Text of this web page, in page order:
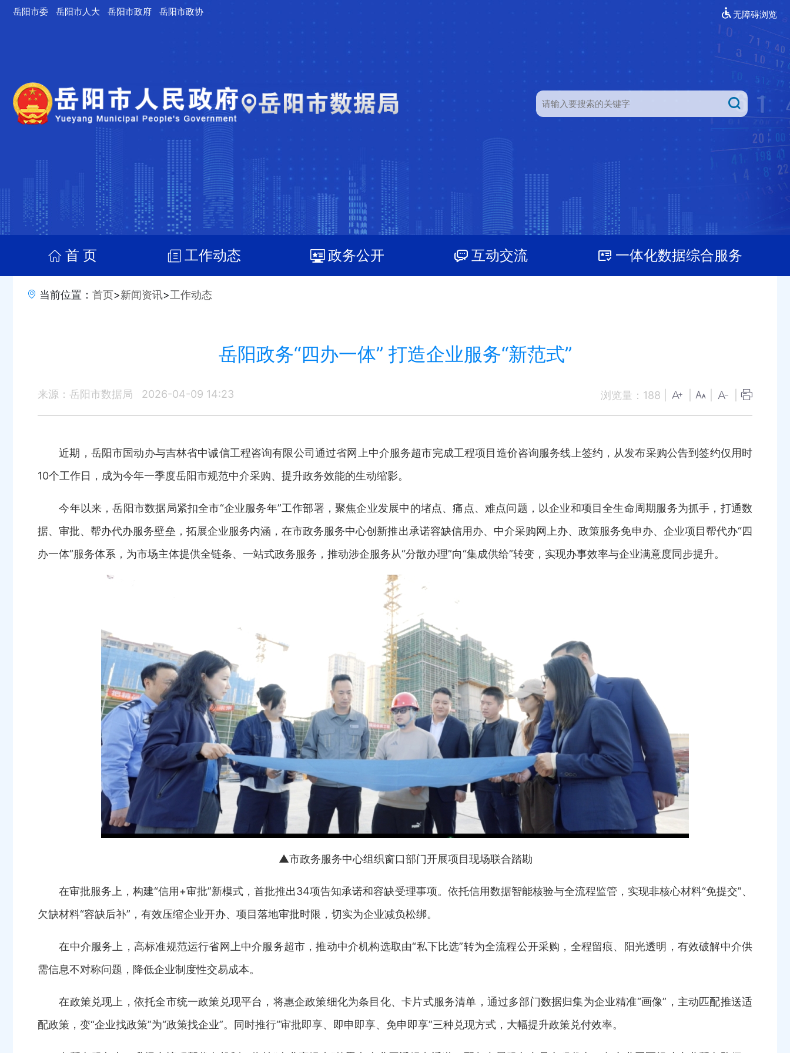
岳阳市委 岳阳市人大 岳阳市政府 岳阳市政协 无障碍浏览
首 页 工作动态 政务公开 互动交流 一体化数据综合服务
当前位置： 首页>新闻资讯>工作动态
岳阳政务“四办一体” 打造企业服务“新范式”
来源：岳阳市数据局 2026-04-09 14:23 浏览量： 188
近期，岳阳市国动办与吉林省中诚信工程咨询有限公司通过省网上中介服务超市完成工程项目造价咨询服务线上签约，从发布采购公告到签约仅用时
10个工作日，成为今年一季度岳阳市规范中介采购、提升政务效能的生动缩影。
今年以来，岳阳市数据局紧扣全市“企业服务年”工作部署，聚焦企业发展中的堵点、痛点、难点问题，以企业和项目全生命周期服务为抓手，打通数
据、审批、帮办代办服务壁垒，拓展企业服务内涵，在市政务服务中心创新推出承诺容缺信用办、中介采购网上办、政策服务免申办、企业项目帮代办“四
办一体”服务体系，为市场主体提供全链条、一站式政务服务，推动涉企服务从“分散办理”向“集成供给”转变，实现办事效率与企业满意度同步提升。
▲市政务服务中心组织窗口部门开展项目现场联合踏勘
在审批服务上，构建“信用+审批”新模式，首批推出34项告知承诺和容缺受理事项。依托信用数据智能核验与全流程监管，实现非核心材料“免提交”、
欠缺材料“容缺后补”，有效压缩企业开办、项目落地审批时限，切实为企业减负松绑。
在中介服务上，高标准规范运行省网上中介服务超市，推动中介机构选取由“私下比选”转为全流程公开采购，全程留痕、阳光透明，有效破解中介供
需信息不对称问题，降低企业制度性交易成本。
在政策兑现上，依托全市统一政策兑现平台，将惠企政策细化为条目化、卡片式服务清单，通过多部门数据归集为企业精准“画像”，主动匹配推送适
配政策，变“企业找政策”为“政策找企业”。同时推行“审批即享、即申即享、免申即享”三种兑现方式，大幅提升政策兑付效率。